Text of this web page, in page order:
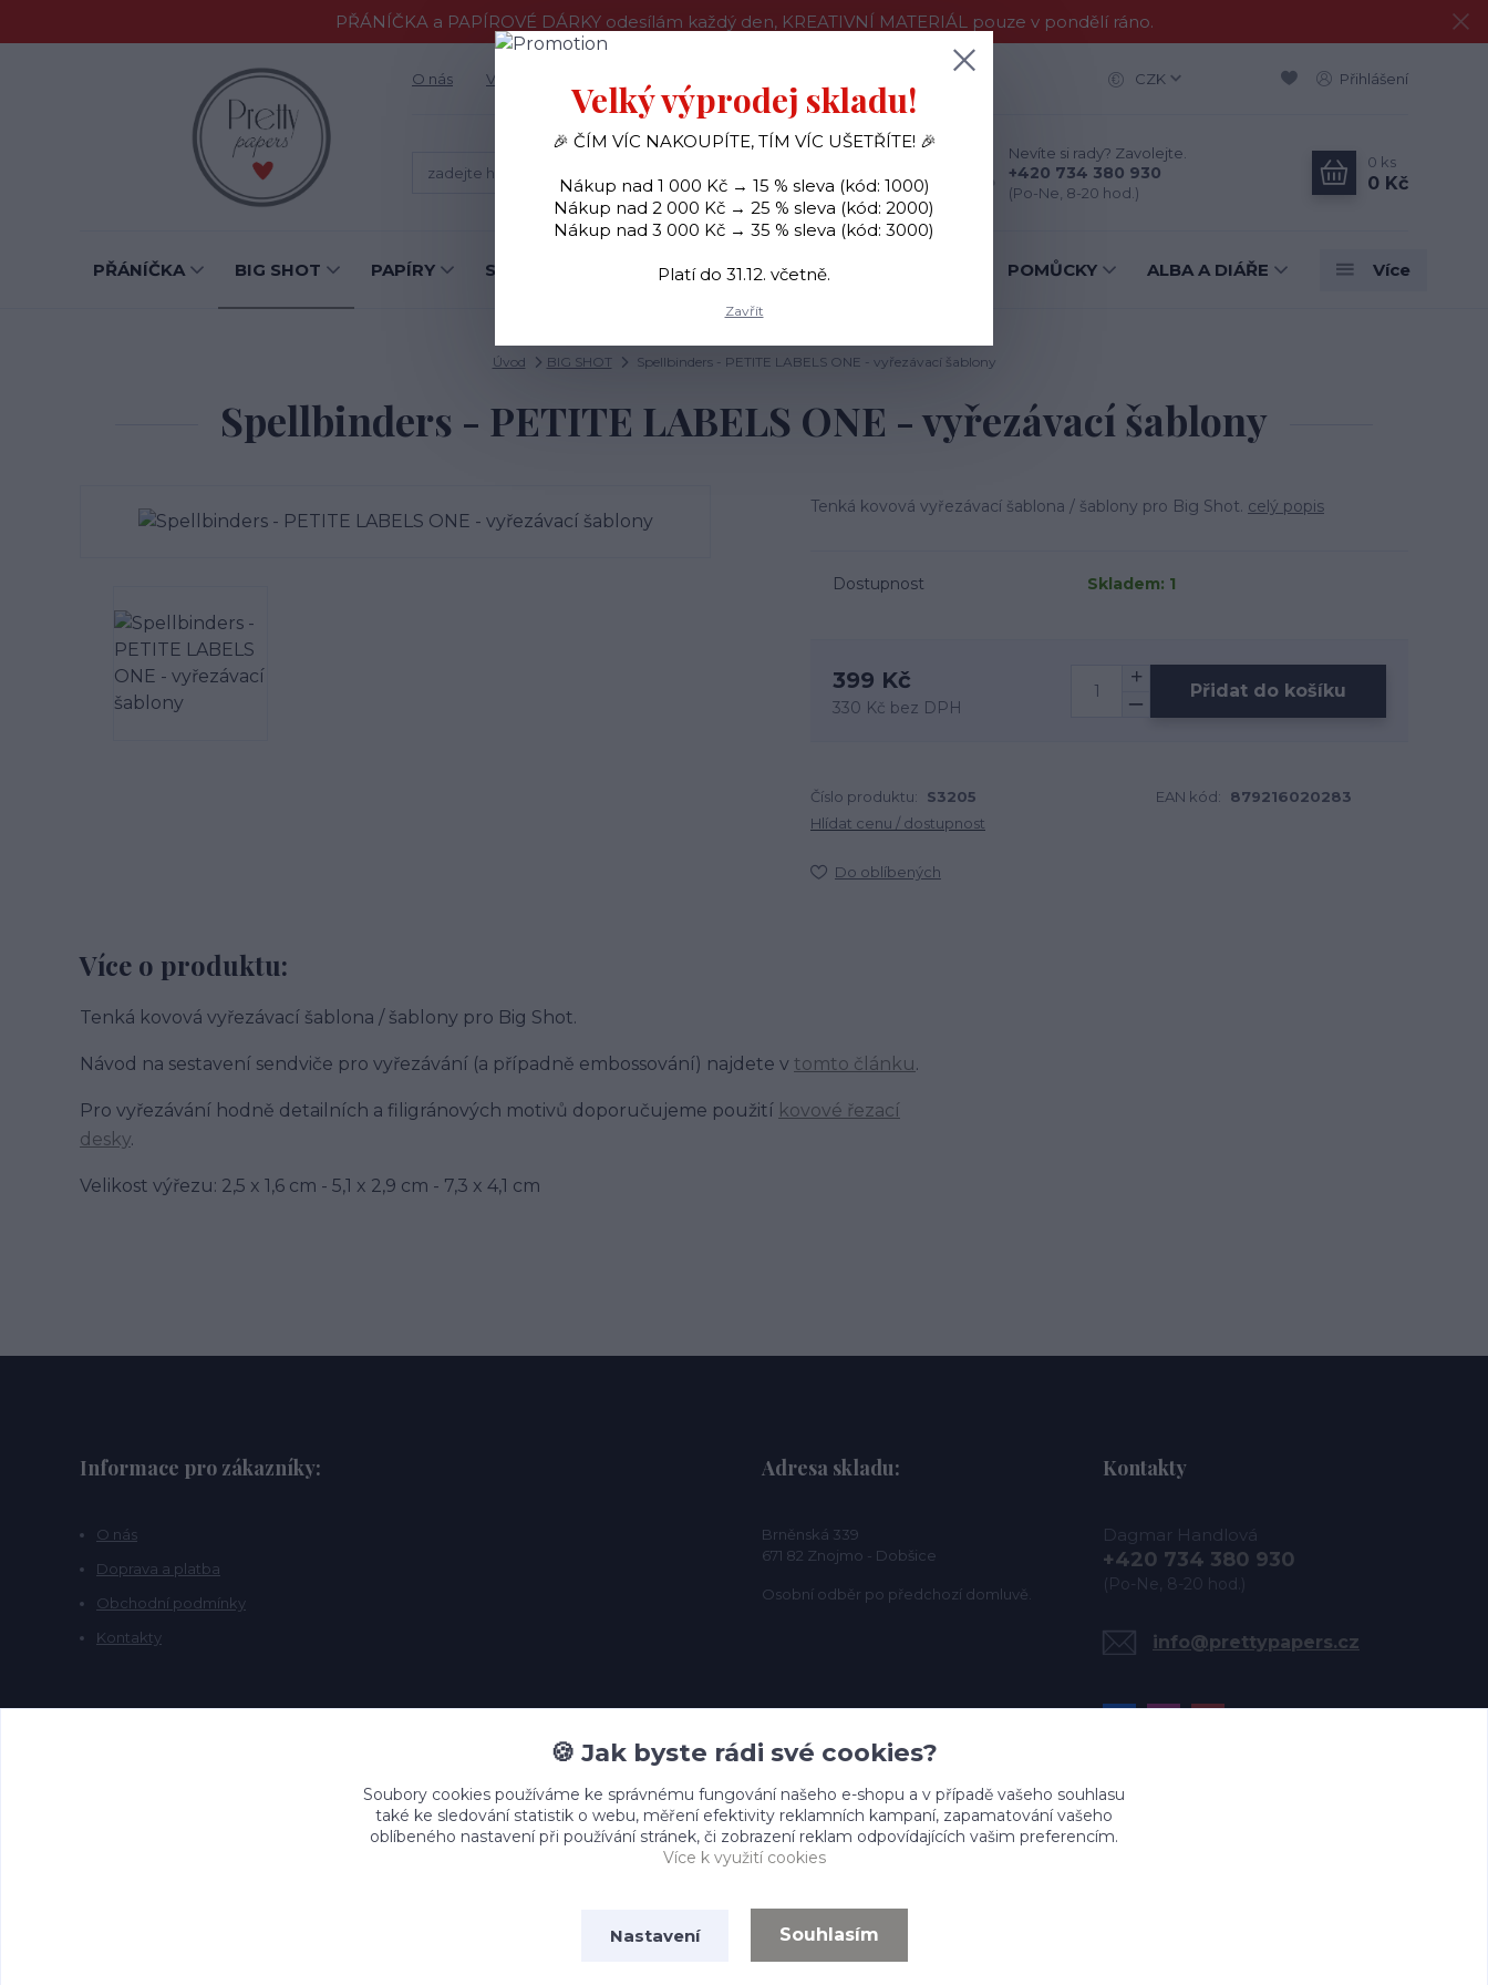
PŘÁNÍČKA a PAPÍROVÉ DÁRKY odesílám každý den, KREATIVNÍ MATERIÁL pouze v pondělí ráno.
O nás Vše o nákupu CZK Přihlášení
Nevíte si rady? Zavolejte.
+420 734 380 930
(Po-Ne, 8-20 hod.)
0 ks
0 Kč
PŘÁNÍČKA BIG SHOT PAPÍRY SAMOLEPKY OZDOBY RAZÍTKA POMŮCKY ALBA A DIÁŘE Více
Úvod BIG SHOT Spellbinders - PETITE LABELS ONE - vyřezávací šablony
Spellbinders - PETITE LABELS ONE - vyřezávací šablony
Tenká kovová vyřezávací šablona / šablony pro Big Shot. celý popis
Dostupnost Skladem: 1
399 Kč
330 Kč bez DPH
Přidat do košíku
Číslo produktu: S3205 EAN kód:
879216020283
Hlídat cenu / dostupnost
Do oblíbených
Více o produktu:
Tenká kovová vyřezávací šablona / šablony pro Big Shot.
Návod na sestavení sendviče pro vyřezávání (a případně embossování) najdete v tomto článku.
Pro vyřezávání hodně detailních a filigránových motivů doporučujeme použití kovové řezací
desky.
Velikost výřezu: 2,5 x 1,6 cm - 5,1 x 2,9 cm - 7,3 x 4,1 cm
Informace pro zákazníky:
O nás
Doprava a platba
Obchodní podmínky
Kontakty
Adresa skladu:
Brněnská 339
671 82 Znojmo - Dobšice
Osobní odběr po předchozí domluvě.
Kontakty
Dagmar Handlová
+420 734 380 930
(Po-Ne, 8-20 hod.)
info@prettypapers.cz
Velký výprodej skladu!
🎉 ČÍM VÍC NAKOUPÍTE, TÍM VÍC UŠETŘÍTE! 🎉
Nákup nad 1 000 Kč → 15 % sleva (kód: 1000)
Nákup nad 2 000 Kč → 25 % sleva (kód: 2000)
Nákup nad 3 000 Kč → 35 % sleva (kód: 3000)
Platí do 31.12. včetně.
Zavřít
🍪 Jak byste rádi své cookies?
Soubory cookies používáme ke správnému fungování našeho e-shopu a v případě vašeho souhlasu
také ke sledování statistik o webu, měření efektivity reklamních kampaní, zapamatování vašeho
oblíbeného nastavení při používání stránek, či zobrazení reklam odpovídajících vašim preferencím.
Více k využití cookies
Nastavení Souhlasím